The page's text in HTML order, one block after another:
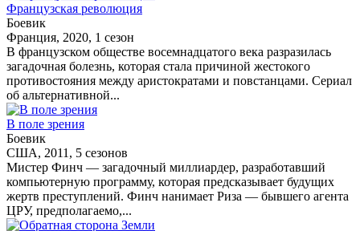
Французская революция
Боевик
Франция, 2020, 1 сезон
В французском обществе восемнадцатого века разразилась
загадочная болезнь, которая стала причиной жестокого
противостояния между аристократами и повстанцами. Сериал
об альтернативной...
В поле зрения
Боевик
США, 2011, 5 сезонов
Мистер Финч — загадочный миллиардер, разработавший
компьютерную программу, которая предсказывает будущих
жертв преступлений. Финч нанимает Риза — бывшего агента
ЦРУ, предполагаемо,...